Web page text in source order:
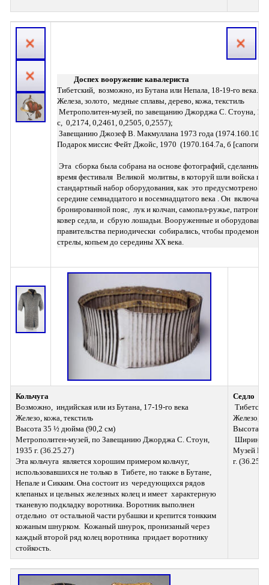
Доспех вооружение кавалериста
Тибетский,  возможно, из Бутана или Непала, 18-19-го века.
Железа, золото,  медные сплавы, дерево, кожа, текстиль
с,  0,2174, 0,2461, 0,2505, 0,2557);
Завещанию Джозеф В. Макмуллана 1973 года (1974.160.10
Подарок миссис Фейт Джойс, 1970  (1970.164.7a, б [сапоги])
время фестиваля  Великой  молитвы, в которуй шли войска
стандартный набор оборудования, как  это предусмотрено
середине семнадцатого и восемнадцатого века . Он
бронированной пояс,  лук и колчан, самопал-ружье,
ковер седла, и  сбрую лошадьи. Вооруженные и
правительства периодически  собирались, чтобы
стрелы, копьем до середины ХХ века.
Кольчуга
Возможно,  индийская или из Бутана, 17-19-го века
Железо, кожа, текстиль
Высота 35 ½ дюйма (90,2 см)
Метрополитен-музей, по Завещанию Джорджа С. Стоун,
1935 г. (36.25.27)
Эта кольчуга  является хорошим примером кольчуг,
использовавшихся не только в  Тибете, но также в Бутане,
Непале и Сикким. Она состоит из  чередующихся рядов
клепаных и цельных железных колец и имеет  характерную
тканевую подкладку воротника. Воротник выполнен
отдельно  от остальной части рубашки и крепится тонкким
кожаным шнурком.  Кожаный шнурок, пронизаный через
каждый второй ряд колец воротника  придает воротнику
стойкость.
Седло
Железо,
Высота
Ширина
Музей
г.